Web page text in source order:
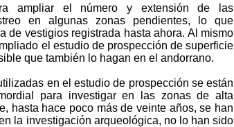
ampliar el número y extensión de las
en algunas zonas pendientes, lo que
de vestigios registrada hasta ahora. Al mismo
el estudio de prospección de superficie
que también lo hagan en el andorrano.
en el estudio de prospección se están
para investigar en las zonas de alta
hasta hace poco más de veinte años, se han
la investigación arqueológica, no lo han sido